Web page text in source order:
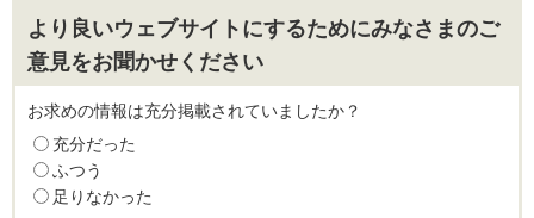
より良いウェブサイトにするためにみなさまのご
意見をお聞かせください
お求めの情報は充分掲載されていましたか？
充分だった
ふつう
足りなかった